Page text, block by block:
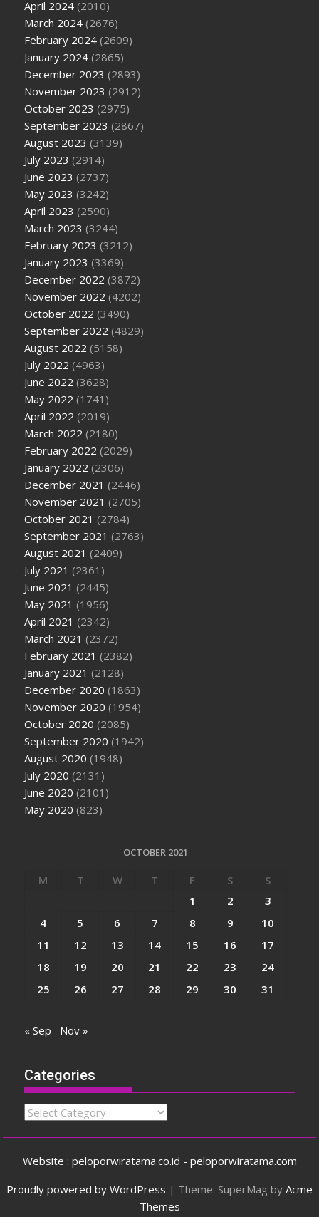
April 2024 (2010)
March 2024 (2676)
February 2024 (2609)
January 2024 (2865)
December 2023 (2893)
November 2023 (2912)
October 2023 (2975)
September 2023 (2867)
August 2023 (3139)
July 2023 (2914)
June 2023 (2737)
May 2023 (3242)
April 2023 (2590)
March 2023 (3244)
February 2023 (3212)
January 2023 (3369)
December 2022 (3872)
November 2022 (4202)
October 2022 (3490)
September 2022 (4829)
August 2022 (5158)
July 2022 (4963)
June 2022 (3628)
May 2022 (1741)
April 2022 (2019)
March 2022 (2180)
February 2022 (2029)
January 2022 (2306)
December 2021 (2446)
November 2021 (2705)
October 2021 (2784)
September 2021 (2763)
August 2021 (2409)
July 2021 (2361)
June 2021 (2445)
May 2021 (1956)
April 2021 (2342)
March 2021 (2372)
February 2021 (2382)
January 2021 (2128)
December 2020 (1863)
November 2020 (1954)
October 2020 (2085)
September 2020 (1942)
August 2020 (1948)
July 2020 (2131)
June 2020 (2101)
May 2020 (823)
OCTOBER 2021
M T W T F S
S
1
2
3
4
5 6 7 8 9
10
11
12 13 14 15 16
17
18
19 20 21 22 23
24
25
26 27 28 29 30 31
« Sep Nov »
Categories
Categories
Website : peloporwiratama.co.id - peloporwiratama.com
Proudly powered by WordPress | Theme: SuperMag by Acme
Themes